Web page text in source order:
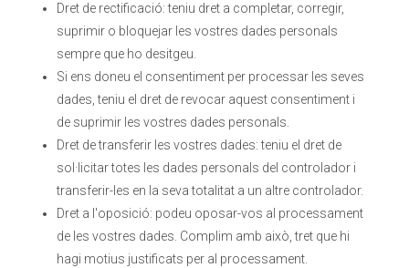
Dret de rectificació: teniu dret a completar, corregir,
suprimir o bloquejar les vostres dades personals
sempre que ho desitgeu.
Si ens doneu el consentiment per processar les seves
dades, teniu el dret de revocar aquest consentiment i
de suprimir les vostres dades personals.
Dret de transferir les vostres dades: teniu el dret de
sol·licitar totes les dades personals del controlador i
transferir-les en la seva totalitat a un altre controlador.
Dret a l'oposició: podeu oposar-vos al processament
de les vostres dades. Complim amb això, tret que hi
hagi motius justificats per al processament.